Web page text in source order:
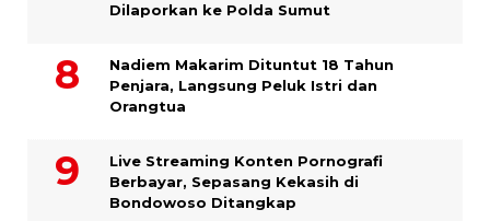
Dilaporkan ke Polda Sumut
​Nadiem Makarim Dituntut 18 Tahun
Penjara, Langsung Peluk Istri dan
Orangtua
Live Streaming Konten Pornografi
Berbayar, Sepasang Kekasih di
Bondowoso Ditangkap